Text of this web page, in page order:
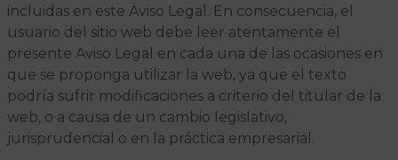
incluidas en este Aviso Legal. En consecuencia, el
usuario del sitio web debe leer atentamente el
presente Aviso Legal en cada una de las ocasiones en
que se proponga utilizar la web, ya que el texto
podría sufrir modificaciones a criterio del titular de la
web, o a causa de un cambio legislativo,
jurisprudencial o en la práctica empresarial.